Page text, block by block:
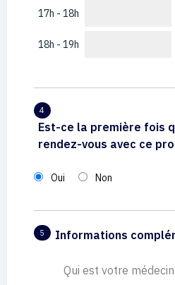
17h - 18h
18h - 19h
4
Est-ce la première fois
rendez-vous avec ce
Oui Non
5 Informations
Qui est votre